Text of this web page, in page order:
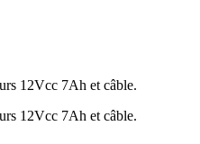
12Vcc 7Ah et câble.
12Vcc 7Ah et câble.